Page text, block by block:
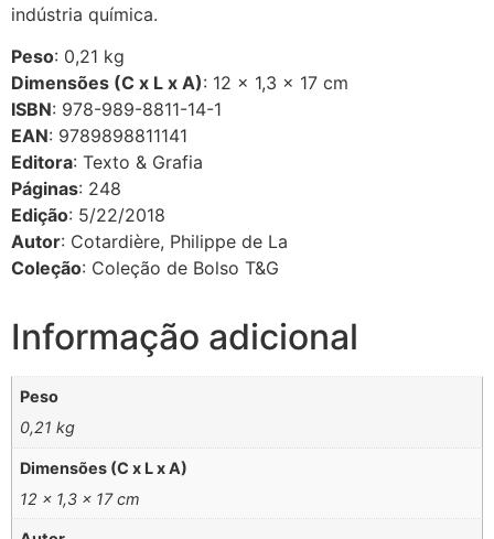
indústria química.
Peso: 0,21 kg
Dimensões (C x L x A): 12 × 1,3 × 17 cm
ISBN: 978-989-8811-14-1
EAN: 9789898811141
Editora: Texto & Grafia
Páginas: 248
Edição: 5/22/2018
Autor: Cotardière, Philippe de La
Coleção: Coleção de Bolso T&G
Informação adicional
Peso
0,21 kg
Dimensões (C x L x A)
12 × 1,3 × 17 cm